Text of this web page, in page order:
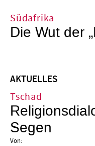
Südafrika
Die Wut der
AKTUELLES
Tschad
Segen
Von: